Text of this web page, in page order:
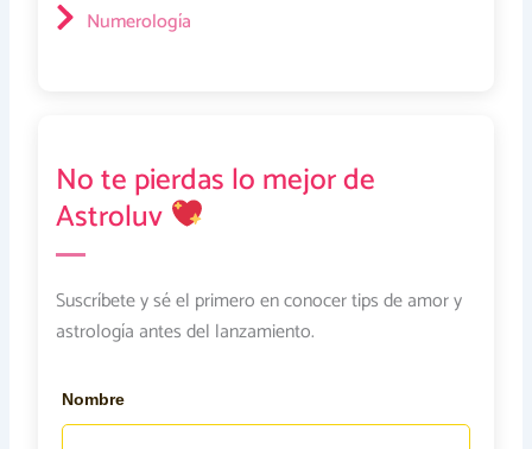
Numerología
No te pierdas lo mejor de
Astroluv
Suscríbete y sé el primero en conocer tips de amor y
astrología antes del lanzamiento.
Nombre